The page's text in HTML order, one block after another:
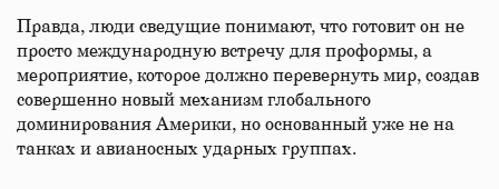
Правда, люди сведущие понимают, что готовит он не
просто международную встречу для проформы, а
мероприятие, которое должно перевернуть мир, создав
совершенно новый механизм глобального
доминирования Америки, но основанный уже не на
танках и авианосных ударных группах.